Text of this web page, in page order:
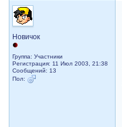
Новичок
Группа: Участники
Регистрация: 11 Июл 2003, 21:38
Сообщений: 13
Пол: